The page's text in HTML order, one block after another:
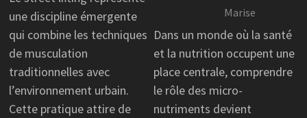
une discipline émergente
qui combine les techniques
de musculation
traditionnelles avec
l’environnement urbain.
Cette pratique attire de
Marise
Dans un monde où la santé
et la nutrition occupent une
place centrale, comprendre
le rôle des micro-
nutriments devient